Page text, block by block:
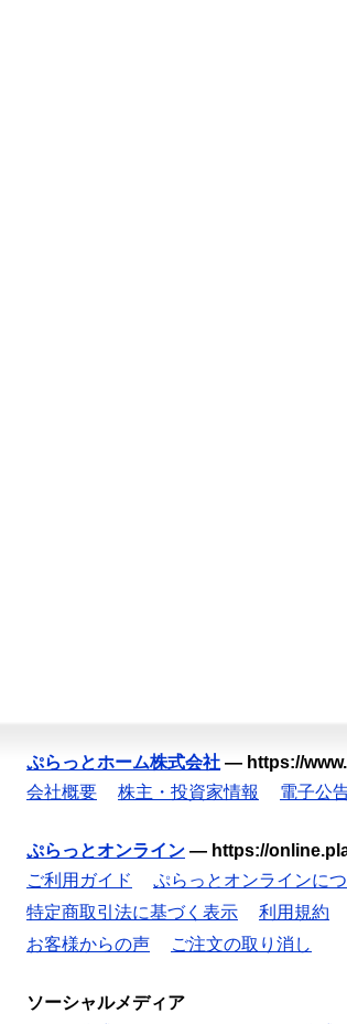
ぷらっとホーム株式会社 — https://
会社概要
株主・投資家情報 電子公
ぷらっとオンライン — https://
ご利用ガイド
ぷらっとオンラインに
特定商取引法に基づく表示
利用規約
お客様からの声
ご注文の取り消し
ソーシャルメディア